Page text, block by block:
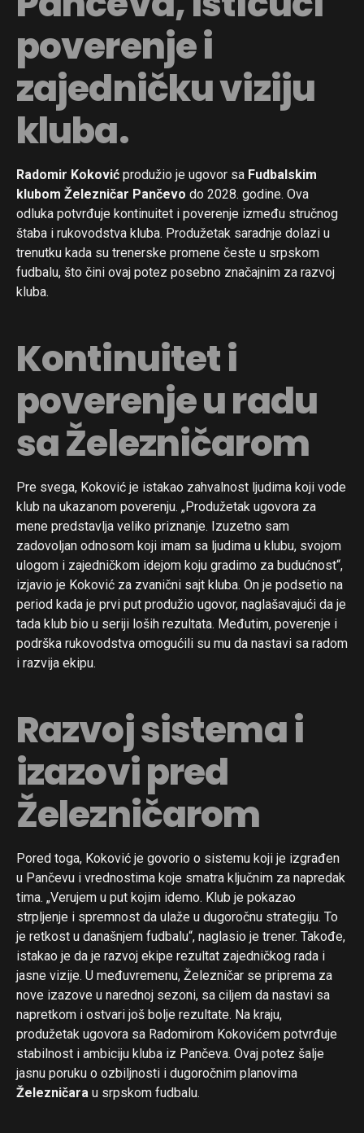
poverenje i
zajedničku viziju
kluba.
Radomir Koković produžio je ugovor sa Fudbalskim
klubom Železničar Pančevo do 2028. godine. Ova
odluka potvrđuje kontinuitet i poverenje između stručnog
štaba i rukovodstva kluba. Produžetak saradnje dolazi u
trenutku kada su trenerske promene česte u srpskom
fudbalu, što čini ovaj potez posebno značajnim za razvoj
kluba.
Kontinuitet i
poverenje u radu
sa Železničarom
Pre svega, Koković je istakao zahvalnost ljudima koji vode
klub na ukazanom poverenju. „Produžetak ugovora za
mene predstavlja veliko priznanje. Izuzetno sam
zadovoljan odnosom koji imam sa ljudima u klubu, svojom
ulogom i zajedničkom idejom koju gradimo za budućnost“,
izjavio je Koković za zvanični sajt kluba. On je podsetio na
period kada je prvi put produžio ugovor, naglašavajući da je
tada klub bio u seriji loših rezultata. Međutim, poverenje i
podrška rukovodstva omogućili su mu da nastavi sa radom
i razvija ekipu.
Razvoj sistema i
izazovi pred
Železničarom
Pored toga, Koković je govorio o sistemu koji je izgrađen
u Pančevu i vrednostima koje smatra ključnim za napredak
tima. „Verujem u put kojim idemo. Klub je pokazao
strpljenje i spremnost da ulaže u dugoročnu strategiju. To
je retkost u današnjem fudbalu“, naglasio je trener. Takođe,
istakao je da je razvoj ekipe rezultat zajedničkog rada i
jasne vizije. U međuvremenu, Železničar se priprema za
nove izazove u narednoj sezoni, sa ciljem da nastavi sa
napretkom i ostvari još bolje rezultate. Na kraju,
produžetak ugovora sa Radomirom Kokovićem potvrđuje
stabilnost i ambiciju kluba iz Pančeva. Ovaj potez šalje
jasnu poruku o ozbiljnosti i dugoročnim planovima
Železničara u srpskom fudbalu.